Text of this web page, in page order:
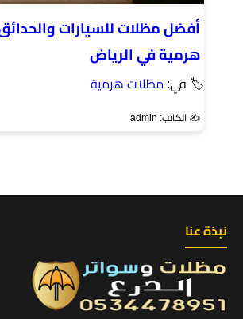
أفضل مظلات للسيارات
هرمية في الرياض
🏷 في: مظلات هرمية
✍️ الكاتب: admin
نبذة عنا